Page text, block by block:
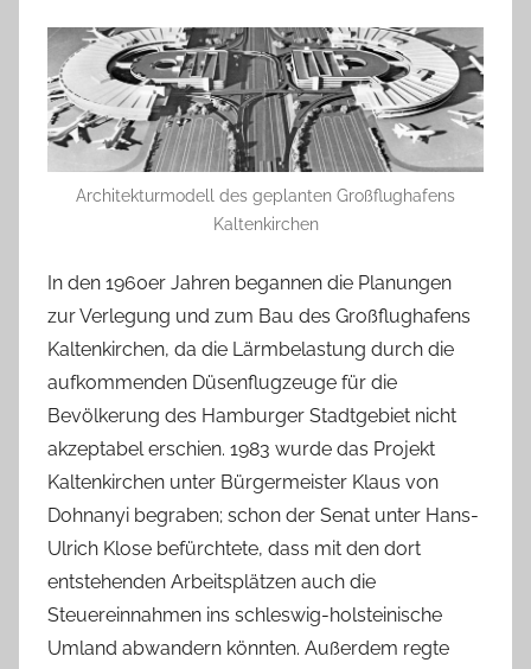
Architekturmodell des geplanten Großflughafens
Kaltenkirchen
In den 1960er Jahren begannen die Planungen
zur Verlegung und zum Bau des Großflughafens
Kaltenkirchen, da die Lärmbelastung durch die
aufkommenden Düsenflugzeuge für die
Bevölkerung des Hamburger Stadtgebiet nicht
akzeptabel erschien. 1983 wurde das Projekt
Kaltenkirchen unter Bürgermeister Klaus von
Dohnanyi begraben; schon der Senat unter Hans-
Ulrich Klose befürchtete, dass mit den dort
entstehenden Arbeitsplätzen auch die
Steuereinnahmen ins schleswig-holsteinische
Umland abwandern könnten. Außerdem regte